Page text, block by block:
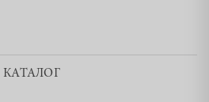
КАТАЛОГ